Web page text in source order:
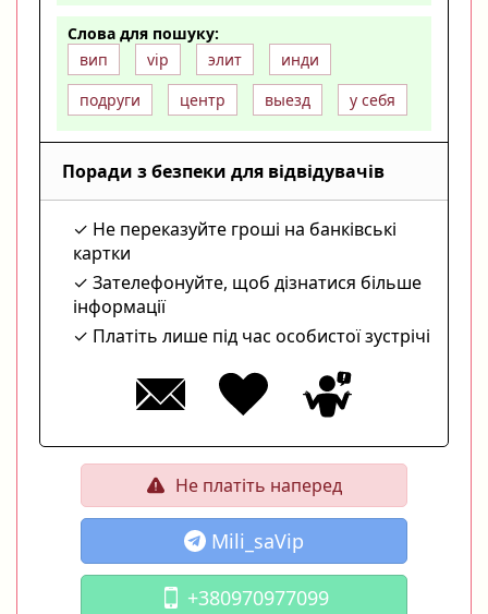
Слова для пошуку:
вип
vip элит
инди
подруги
центр выезд у себя
Поради з безпеки для відвідувачів
Не переказуйте гроші на банківські
картки
Зателефонуйте, щоб дізнатися більше
інформації
Платіть лише під час особистої зустрічі
Не платіть наперед
Mili_saVip
+380970977099